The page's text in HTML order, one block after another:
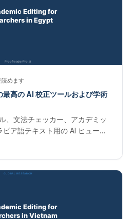
読めます
最高の AI 校正ツールおよび学術
、文法チェッカー、アカデミッ
ア語テキスト用の AI ヒューマ
び Web of Science ジャーナル